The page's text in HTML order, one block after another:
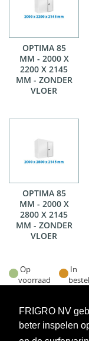
FRIGRO NV
beter inspelen
OPTIMA 85
MM - 2000 X
2200 X 2145
MM - ZONDER
VLOER
OPTIMA 85
MM - 2000 X
2800 X 2145
MM - ZONDER
VLOER
Op
voorraad
In